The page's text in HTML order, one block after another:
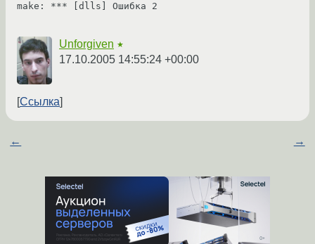
make: *** [dlls] Ошибка 2
Unforgiven ★
17.10.2005 14:55:24 +00:00
Ссылка
← →